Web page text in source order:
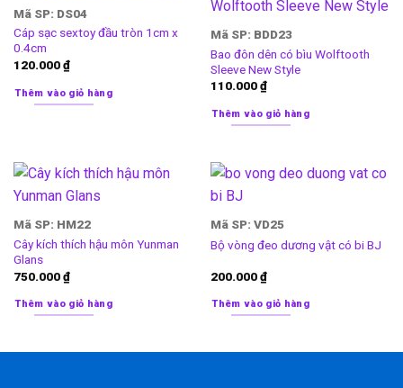
Mã SP: DS04
Cáp sạc sextoy đầu tròn 1cm x
0.4cm
120.000₫
Thêm vào giỏ hàng
Mã SP: BDD23
Bao đôn dên có bìu Wolftooth
Sleeve New Style
110.000₫
Thêm vào giỏ hàng
Mã SP: HM22
Cây kích thích hậu môn Yunman
Glans
750.000₫
Thêm vào giỏ hàng
Mã SP: VD25
Bộ vòng đeo dương vật có bi BJ
200.000₫
Thêm vào giỏ hàng